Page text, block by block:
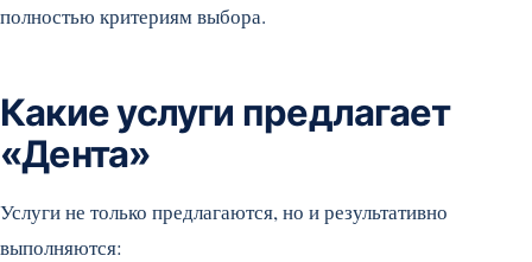
полностью критериям выбора.
Какие услуги предлагает
«Дента»
Услуги не только предлагаются, но и результативно
выполняются: